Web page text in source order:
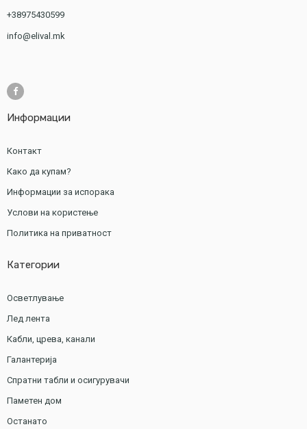
+38975430599
info@elival.mk
Информации
Контакт
Како да купам?
Информации за испорака
Услови на користење
Политика на приватност
Категории
Осветлување
Лед лента
Кабли, црева, канали
Галантерија
Спратни табли и осигурувачи
Паметен дом
Останато